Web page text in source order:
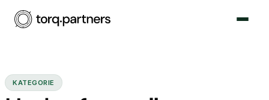
KATEGORIE